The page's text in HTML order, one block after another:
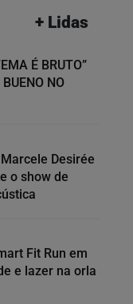
+ Lidas
É BRUTO”
NO
Desirée
o show de
Fit Run em
e lazer na orla